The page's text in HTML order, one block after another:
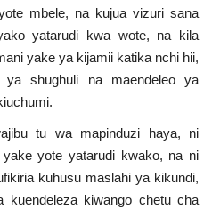
mbele, na kujua vizuri sana
yatarudi kwa wote, na kila
yake ya kijamii katika nchi hii,
shughuli na maendeleo ya
tu wa mapinduzi haya, ni
yote yatarudi kwako, na ni
kuhusu maslahi ya kikundi,
kiwango chetu cha